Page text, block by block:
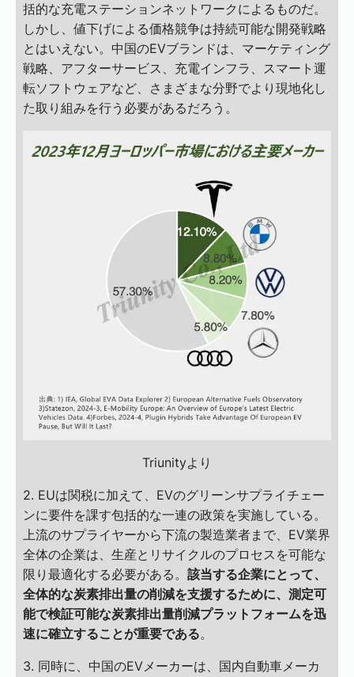
括的な充電ステーションネットワークによるものだ。
しかし、値下げによる価格競争は持続可能な開発戦略
とはいえない。中国のEVブランドは、マーケティング
戦略、アフターサービス、充電インフラ、スマート運
転ソフトウェアなど、さまざまな分野でより現地化し
た取り組みを行う必要があるだろう。
Triunityより
2. EUは関税に加えて、EVのグリーンサプライチェー
ンに要件を課す包括的な一連の政策を実施している。
上流のサプライヤーから下流の製造業者まで、EV業界
全体の企業は、生産とリサイクルのプロセスを可能な
限り最適化する必要がある。 該当する企業にとって、
全体的な炭素排出量の削減を支援するために、測定可
能で検証可能な炭素排出量削減プラットフォームを迅
速に確立することが重要である。
3. 同時に、中国のEVメーカーは、国内自動車メーカ